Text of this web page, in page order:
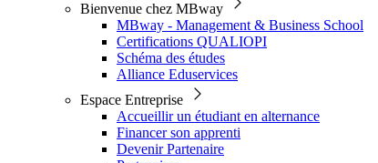
Bienvenue chez MBway
MBway - Management & Business School
Certifications QUALIOPI
Schéma des études
Alliance Eduservices
Espace Entreprise
Accueillir un étudiant en alternance
Financer son apprenti
Devenir Partenaire